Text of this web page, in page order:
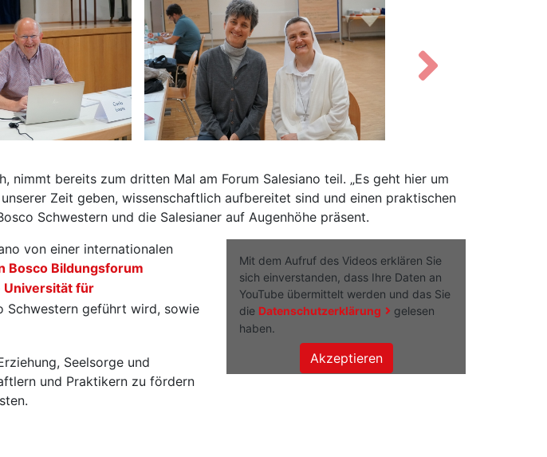
nimmt bereits zum dritten Mal am Forum Salesiano teil. „Es geht hier um
Zeit geben, wissenschaftlich aufbereitet sind und einen praktischen
Schwestern und die Salesianer auf Augenhöhe präsent.
Mit dem Aufruf des Videos erklären Sie
sich einverstanden, dass Ihre Daten an
YouTube übermittelt werden und das Sie
die Datenschutzerklärung
gelesen
haben.
von einer internationalen
Bosco Bildungsforum
Universität für
Schwestern geführt wird, sowie
Seelsorge und
und Praktikern zu fördern